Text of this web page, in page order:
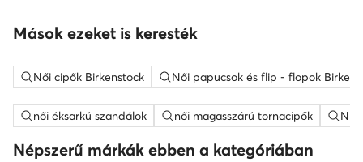
Mások ezeket is keresték
Női cipők Birkenstock Női papucsok és flip - flopok
női éksarkú szandálok női magasszárú tornacipők
Népszerű márkák ebben a kategóriában